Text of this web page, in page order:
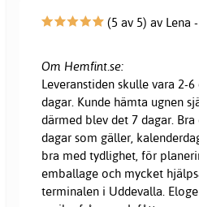
(5 av 5) av Lena
Om Hemfint.se:
Leveranstiden skulle vara 2-
dagar. Kunde hämta ugnen
därmed blev det 7 dagar.
dagar som gäller,
bra med tydlighet, för
emballage och mycket
terminalen i Uddevalla.